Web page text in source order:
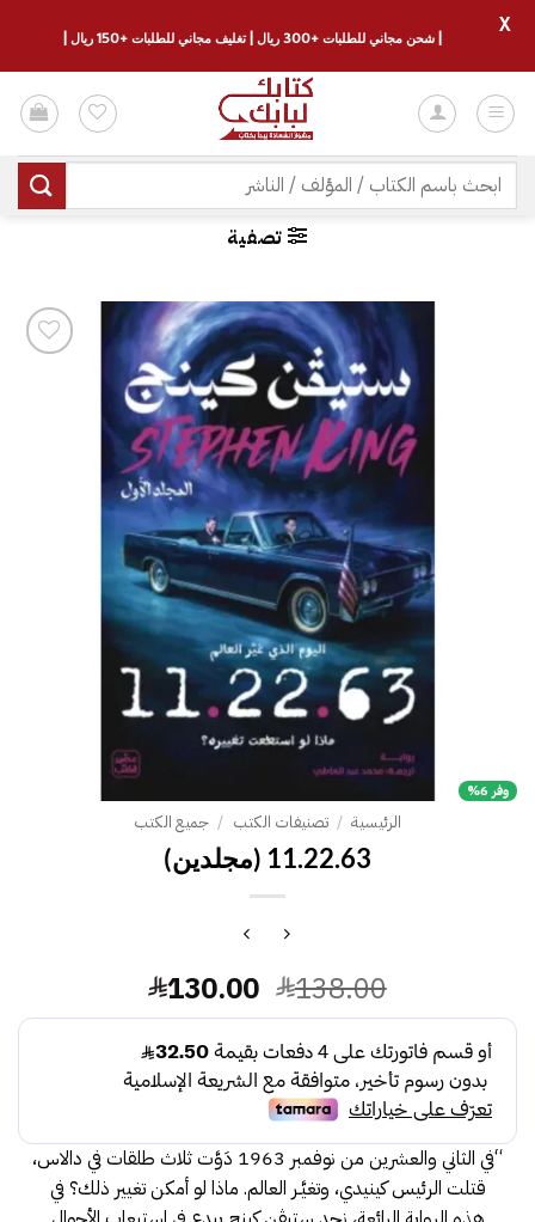
للمحتوى
البحث
عن:
تصفية
وفر 6%
الرئيسية / تصنيفات الكتب / جميع الكتب
11.22.63 (مجلدين)
138.00 السعر
الأصلي
هو:
138.00.
130.00 السعر
الحالي
هو:
130.00.
“في الثاني والعشرين من نوفمبر 1963 دَوَّت ثلاث طلقات في دالاس،
قتلت الرئيس كينيدي، وتغيَّـر العالم. ماذا لو أمكن تغيير ذلك؟ في
| شحن مجاني للطلبات +300 ريال | تغليف مجاني للطلبات +150 ريال |
X